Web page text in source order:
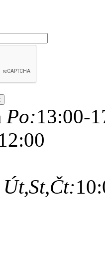
Po:13:00-
Út,St,Čt: